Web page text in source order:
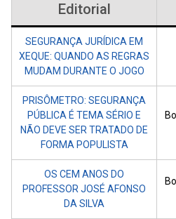
Editorial
SEGURANÇA JURÍDICA EM
XEQUE: QUANDO AS REGRAS
MUDAM DURANTE O JOGO
PRISÔMETRO: SEGURANÇA
PÚBLICA É TEMA SÉRIO E
NÃO DEVE SER TRATADO DE
FORMA POPULISTA
OS CEM ANOS DO
PROFESSOR JOSÉ AFONSO
DA SILVA